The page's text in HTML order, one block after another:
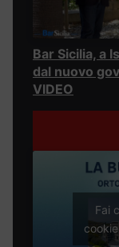
Bar Sicilia, a
dal nuovo
VIDEO
Fai